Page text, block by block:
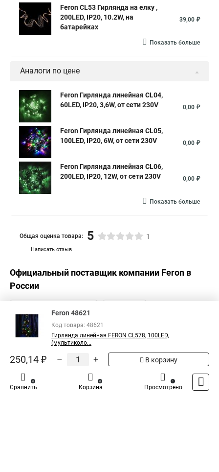
Feron CL53 Гирлянда на елку ,
200LED, IP20, 10.2W, на
батарейках
39,00 ₽
Показать больше
Аналоги по цене
Feron Гирлянда линейная CL04,
60LED, IP20, 3,6W, от сети 230V
0,00 ₽
Feron Гирлянда линейная CL05,
100LED, IP20, 6W, от сети 230V
0,00 ₽
Feron Гирлянда линейная CL06,
200LED, IP20, 12W, от сети 230V
0,00 ₽
Показать больше
Написать отзыв
Общая оценка товара: 5 1
Официальный поставщик компании Feron в
России
Feron 48621
Код товара: 48621
Гирлянда линейная FERON CL578, 100LED,
(мультиколо...
250,14 ₽ – + В корзину
Сравнить
0
Корзина
0
Просмотрено
1